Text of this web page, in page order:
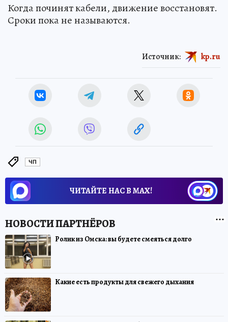
Когда починят кабели, движение восстановят.
Сроки пока не называются.
Источник: kp.ru
ЧП
ЧИТАЙТЕ НАС В МАХ!
Ролик из Омска: вы будете смеяться долго
Какие есть продукты для свежего дыхания